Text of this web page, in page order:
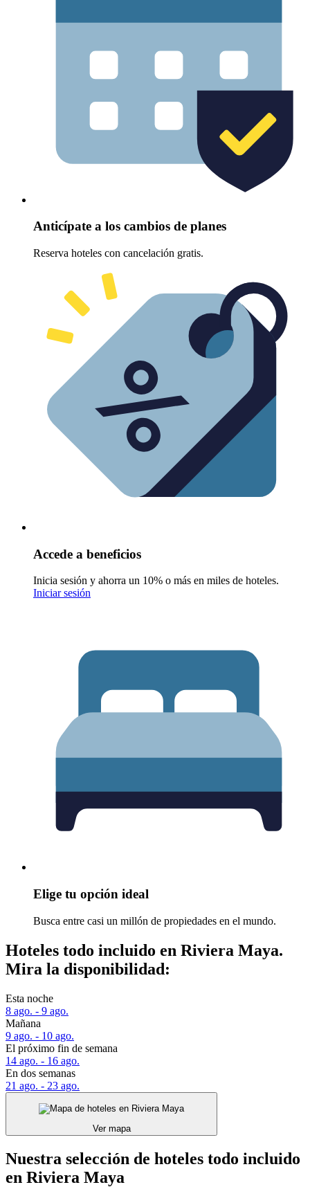
Anticípate a los cambios de planes
Reserva hoteles con cancelación gratis.
Accede a beneficios
Inicia sesión y ahorra un 10% o más en miles de hoteles.
Iniciar sesión
Elige tu opción ideal
Busca entre casi un millón de propiedades en el mundo.
Hoteles todo incluido en Riviera Maya.
Mira la disponibilidad:
Esta noche
8 ago. - 9 ago.
Mañana
9 ago. - 10 ago.
El próximo fin de semana
14 ago. - 16 ago.
En dos semanas
21 ago. - 23 ago.
Ver mapa
Nuestra selección de hoteles todo incluido
en Riviera Maya